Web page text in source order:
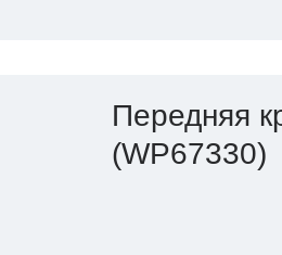
Передняя
(WP67330)